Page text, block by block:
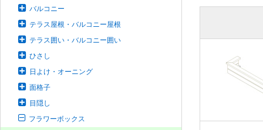
バルコニー
テラス屋根・バルコニー屋根
テラス囲い・バルコニー囲い
ひさし
日よけ・オーニング
面格子
目隠し
フラワーボックス